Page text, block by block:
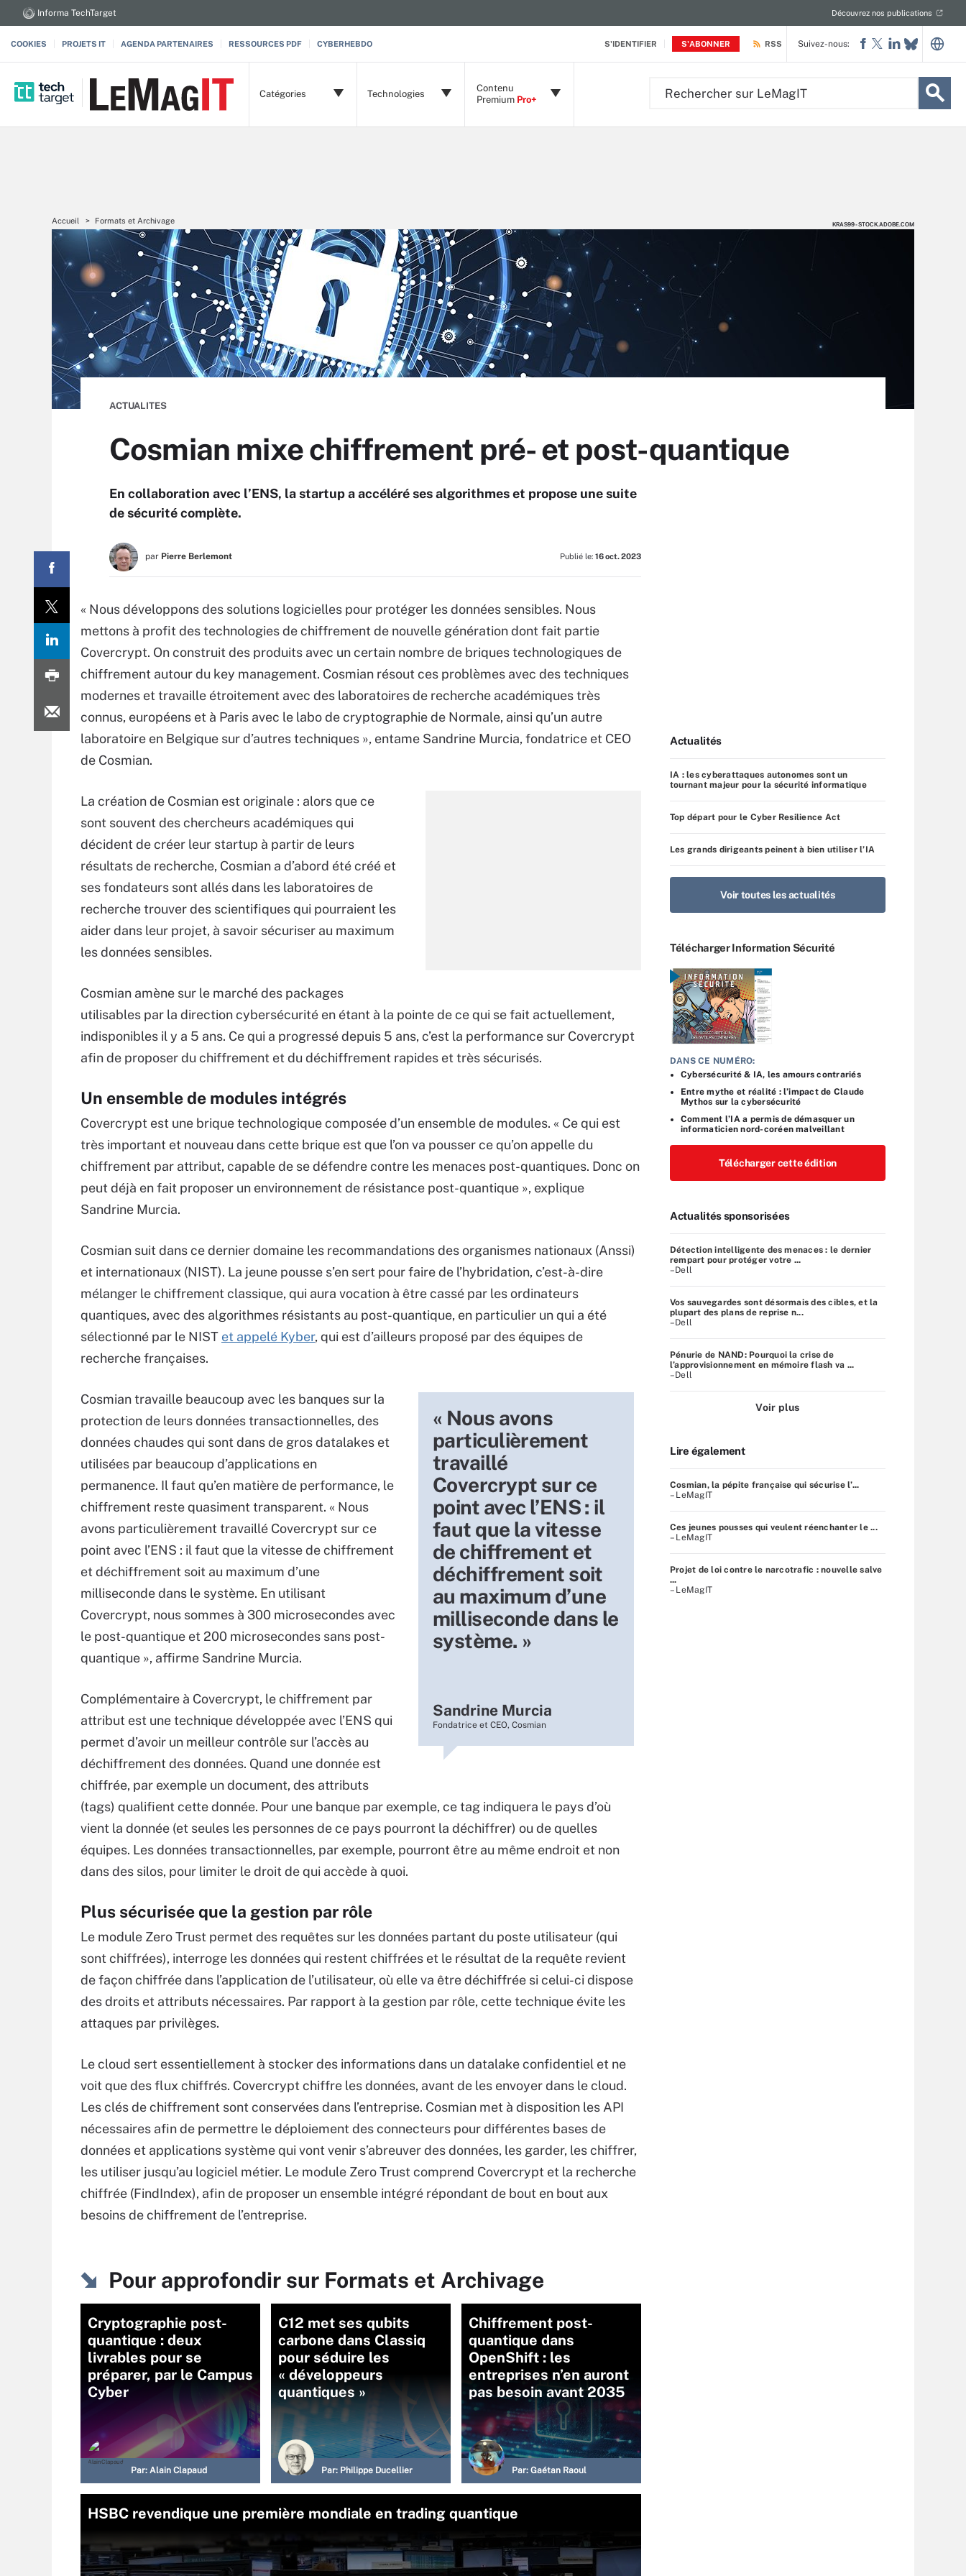
S'IDENTIFIER S'ABONNER
Informa TechTarget Découvrez nos publications
COOKIES PROJETS IT AGENDA PARTENAIRES RESSOURCES PDF CYBERHEBDO RSS
Catégories Technologies
Contenu
Premium Pro+
Suivez-nous:
Accueil Formats et Archivage KRAS99 - STOCK.ADOBE.COM
KRAS99 - STOCK.ADOBE.COM
ACTUALITES
Cosmian mixe chiffrement pré- et post-quantique
En collaboration avec l’ENS, la startup a accéléré ses algorithmes et propose une suite
de sécurité complète.
par Pierre Berlemont Publié le: 16 oct. 2023
« Nous développons des solutions logicielles pour protéger les données sensibles. Nous
mettons à profit des technologies de chiffrement de nouvelle génération dont fait partie
Covercrypt. On construit des produits avec un certain nombre de briques technologiques de
chiffrement autour du key management. Cosmian résout ces problèmes avec des techniques
modernes et travaille étroitement avec des laboratoires de recherche académiques très
connus, européens et à Paris avec le labo de cryptographie de Normale, ainsi qu’un autre
laboratoire en Belgique sur d’autres techniques », entame Sandrine Murcia, fondatrice et CEO
de Cosmian.
La création de Cosmian est originale : alors que ce
sont souvent des chercheurs académiques qui
décident de créer leur startup à partir de leurs
résultats de recherche, Cosmian a d’abord été créé et
ses fondateurs sont allés dans les laboratoires de
recherche trouver des scientifiques qui pourraient les
aider dans leur projet, à savoir sécuriser au maximum
les données sensibles.
Cosmian amène sur le marché des packages
utilisables par la direction cybersécurité en étant à la pointe de ce qui se fait actuellement,
indisponibles il y a 5 ans. Ce qui a progressé depuis 5 ans, c’est la performance sur Covercrypt
afin de proposer du chiffrement et du déchiffrement rapides et très sécurisés.
Un ensemble de modules intégrés
Covercrypt est une brique technologique composée d’un ensemble de modules. « Ce qui est
très important et nouveau dans cette brique est que l’on va pousser ce qu’on appelle du
chiffrement par attribut, capable de se défendre contre les menaces post-quantiques. Donc on
peut déjà en fait proposer un environnement de résistance post-quantique », explique
Sandrine Murcia.
Cosmian suit dans ce dernier domaine les recommandations des organismes nationaux (Anssi)
et internationaux (NIST). La jeune pousse s’en sert pour faire de l’hybridation, c’est-à-dire
mélanger le chiffrement classique, qui aura vocation à être cassé par les ordinateurs
quantiques, avec des algorithmes résistants au post-quantique, en particulier un qui a été
sélectionné par le NIST et appelé Kyber, qui est d’ailleurs proposé par des équipes de
recherche françaises.
« Nous avons
particulièrement
travaillé
Covercrypt sur ce
point avec l’ENS : il
faut que la vitesse
de chiffrement et
déchiffrement soit
au maximum d’une
milliseconde dans le
système. »
Sandrine Murcia
Fondatrice et CEO, Cosmian
Cosmian travaille beaucoup avec les banques sur la
protection de leurs données transactionnelles, des
données chaudes qui sont dans de gros datalakes et
utilisées par beaucoup d’applications en
permanence. Il faut qu’en matière de performance, le
chiffrement reste quasiment transparent. « Nous
avons particulièrement travaillé Covercrypt sur ce
point avec l’ENS : il faut que la vitesse de chiffrement
et déchiffrement soit au maximum d’une
milliseconde dans le système. En utilisant
Covercrypt, nous sommes à 300 microsecondes avec
le post-quantique et 200 microsecondes sans post-
quantique », affirme Sandrine Murcia.
Complémentaire à Covercrypt, le chiffrement par
attribut est une technique développée avec l’ENS qui
permet d’avoir un meilleur contrôle sur l’accès au
déchiffrement des données. Quand une donnée est
chiffrée, par exemple un document, des attributs
(tags) qualifient cette donnée. Pour une banque par exemple, ce tag indiquera le pays d’où
vient la donnée (et seules les personnes de ce pays pourront la déchiffrer) ou de quelles
équipes. Les données transactionnelles, par exemple, pourront être au même endroit et non
dans des silos, pour limiter le droit de qui accède à quoi.
Plus sécurisée que la gestion par rôle
Le module Zero Trust permet des requêtes sur les données partant du poste utilisateur (qui
sont chiffrées), interroge les données qui restent chiffrées et le résultat de la requête revient
de façon chiffrée dans l’application de l’utilisateur, où elle va être déchiffrée si celui-ci dispose
des droits et attributs nécessaires. Par rapport à la gestion par rôle, cette technique évite les
attaques par privilèges.
Le cloud sert essentiellement à stocker des informations dans un datalake confidentiel et ne
voit que des flux chiffrés. Covercrypt chiffre les données, avant de les envoyer dans le cloud.
Les clés de chiffrement sont conservées dans l’entreprise. Cosmian met à disposition les API
nécessaires afin de permettre le déploiement des connecteurs pour différentes bases de
données et applications système qui vont venir s’abreuver des données, les garder, les chiffrer,
les utiliser jusqu’au logiciel métier. Le module Zero Trust comprend Covercrypt et la recherche
chiffrée (FindIndex), afin de proposer un ensemble intégré répondant de bout en bout aux
besoins de chiffrement de l’entreprise.
Pour approfondir sur Formats et Archivage
Cryptographie post-
quantique : deux
livrables pour se
préparer, par le Campus
Cyber
Par: Alain Clapaud
C12 met ses qubits
carbone dans Classiq
pour séduire les
« développeurs
quantiques »
Par: Philippe Ducellier
Chiffrement post-
quantique dans
OpenShift : les
entreprises n’en auront
pas besoin avant 2035
Par: Gaétan Raoul
HSBC revendique une première mondiale en trading quantique
Actualités
IA : les cyberattaques autonomes sont un
tournant majeur pour la sécurité informatique
Top départ pour le Cyber Resilience Act
Les grands dirigeants peinent à bien utiliser l’IA
Voir toutes les actualités
Télécharger Information Sécurité
DANS CE NUMÉRO:
Cybersécurité & IA, les amours contrariés
Entre mythe et réalité : l’impact de Claude
Mythos sur la cybersécurité
Comment l’IA a permis de démasquer un
informaticien nord-coréen malveillant
Télécharger cette édition
Actualités sponsorisées
Détection intelligente des menaces : le dernier
rempart pour protéger votre ...
–Dell
Vos sauvegardes sont désormais des cibles, et la
plupart des plans de reprise n...
–Dell
Pénurie de NAND: Pourquoi la crise de
l’approvisionnement en mémoire flash va ...
–Dell
Voir plus
Lire également
Cosmian, la pépite française qui sécurise l’...
– LeMagIT
Ces jeunes pousses qui veulent réenchanter le ...
– LeMagIT
Projet de loi contre le narcotrafic : nouvelle salve
...
– LeMagIT